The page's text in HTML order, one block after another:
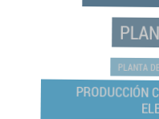
PLANTA
PRODUCCIÓN